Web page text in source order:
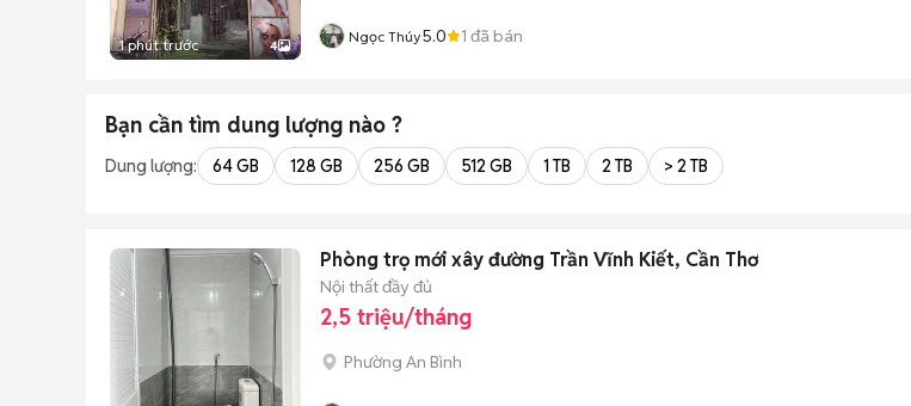
1 phút trước 4 Ngọc Thúy5.0 1 đã bán
Bạn cần tìm dung lượng nào ?
Dung lượng: 64 GB 128 GB 256 GB 512 GB 1 TB 2 TB > 2 TB
Phòng trọ mới xây đường Trần Vĩnh Kiết, Cần Thơ
Nội thất đầy đủ
2,5 triệu/tháng
Phường An Bình